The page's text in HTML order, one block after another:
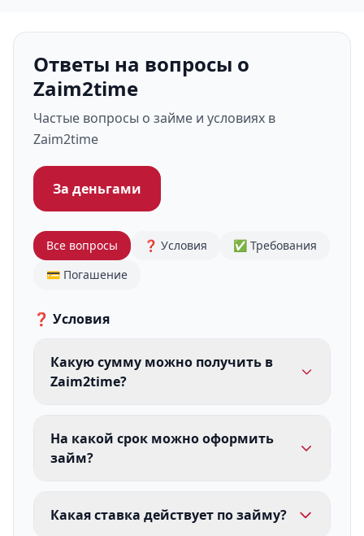
Ответы на вопросы о
Zaim2time
Частые вопросы о займе и условиях в
Zaim2time
За деньгами
Все вопросы ❓ Условия
✅ Требования
💳 Погашение
❓ Условия
Какую сумму можно получить в
Zaim2time?
На какой срок можно оформить
займ?
Какая ставка действует по займу?